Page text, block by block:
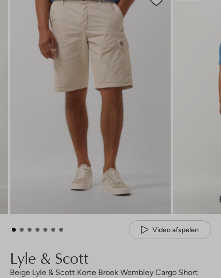
Video afspelen
Lyle & Scott
Beige Lyle & Scott Korte Broek Wembley Cargo Short